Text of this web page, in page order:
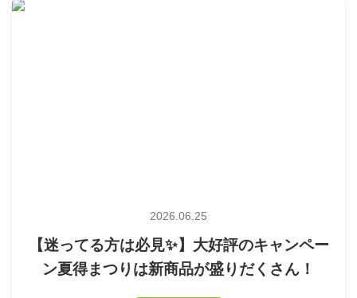
2026.06.25
【迷ってる方は必見✨】大好評のキャンペー
ン夏得まつりは新商品が盛りだくさん！